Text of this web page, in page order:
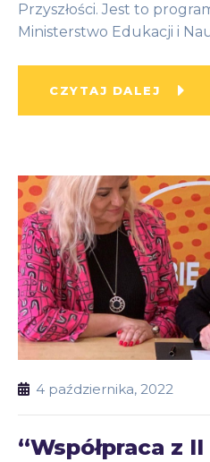
Przyszłości. Jest to
Ministerstwo Edukacji i
CZYTAJ DALEJ
4 października, 2022
“Współpraca z